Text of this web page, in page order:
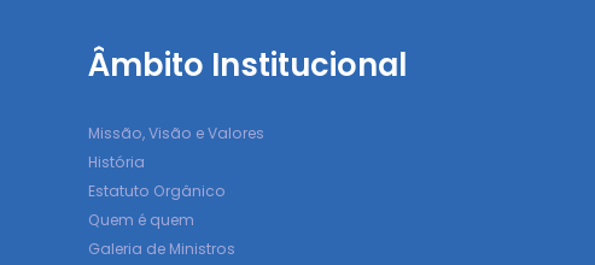
Âmbito Institucional
Missão, Visão e Valores
História
Estatuto Orgânico
Quem é quem
Galeria de Ministros